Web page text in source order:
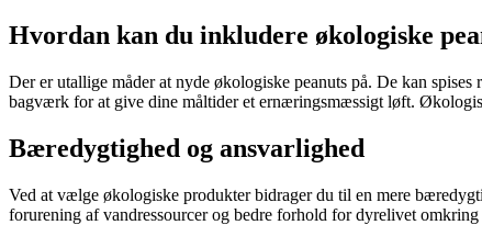
Hvordan kan du inkludere økologiske
Der er utallige måder at nyde økologiske peanuts på. De kan
bagværk for at give dine måltider et ernæringsmæssigt løft.
Bæredygtighed og ansvarlighed
Ved at vælge økologiske produkter bidrager du til en mere
forurening af vandressourcer og bedre forhold for dyrelivet omkring